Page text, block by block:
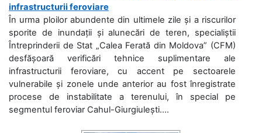
infrastructurii feroviare
În urma ploilor abundente din ultimele zile și a riscurilor
sporite de inundații și alunecări de teren, specialiștii
Întreprinderii de Stat „Calea Ferată din Moldova” (CFM)
desfășoară verificări tehnice suplimentare ale
infrastructurii feroviare, cu accent pe sectoarele
vulnerabile și zonele unde anterior au fost înregistrate
procese de instabilitate a terenului, în special pe
segmentul feroviar Cahul-Giurgiulești....